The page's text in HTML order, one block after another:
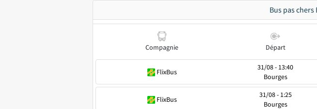
Bus pas
Compagnie Départ
FlixBus
31/08 - 13:40
Bourges
FlixBus
31/08 - 1:25
Bourges